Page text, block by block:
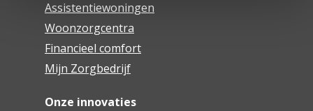
Assistentiewoningen
Woonzorgcentra
Financieel comfort
Mijn Zorgbedrijf
Onze innovaties